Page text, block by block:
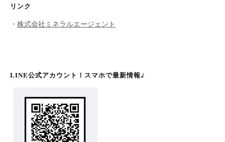
リンク
・ 株式会社ミネラルエージェント
LINE公式アカウント！スマホで最新情報♪